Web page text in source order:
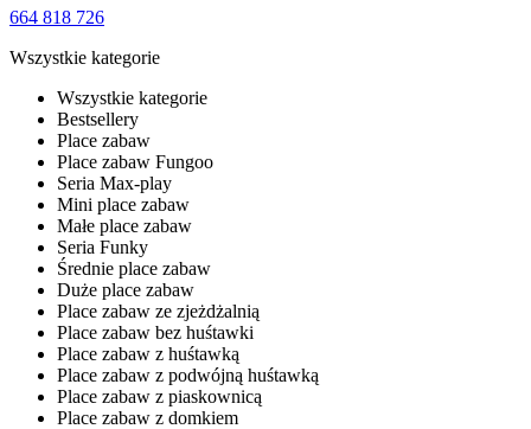
664 818 726
Wszystkie kategorie
Wszystkie kategorie
Bestsellery
Place zabaw
Place zabaw Fungoo
Seria Max-play
Mini place zabaw
Małe place zabaw
Seria Funky
Średnie place zabaw
Duże place zabaw
Place zabaw ze zjeżdżalnią
Place zabaw bez huśtawki
Place zabaw z huśtawką
Place zabaw z podwójną huśtawką
Place zabaw z piaskownicą
Place zabaw z domkiem